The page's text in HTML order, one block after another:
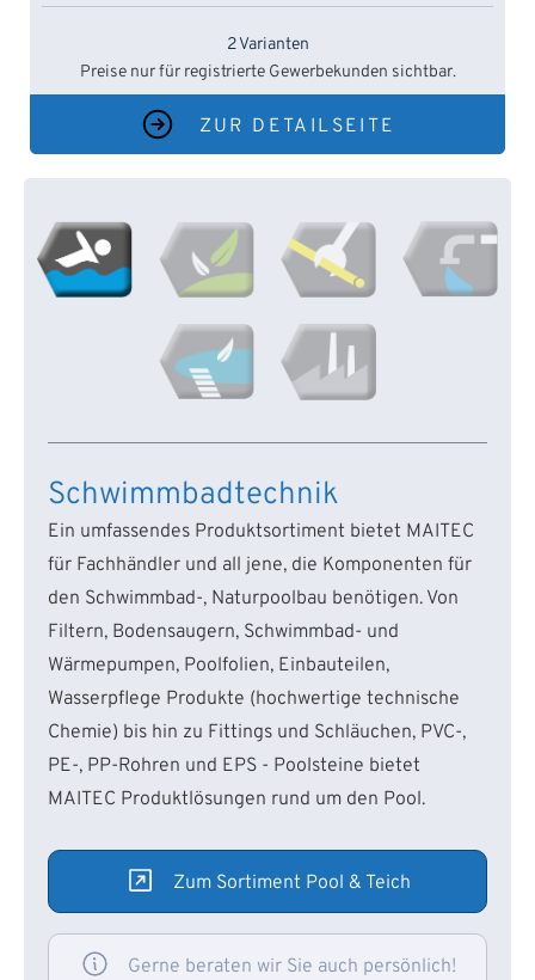
2 Varianten
Preise nur für registrierte Gewerbekunden sichtbar.
ZUR DETAILSEITE
Schwimmbadtechnik
Ein umfassendes Produktsortiment bietet MAITEC
für Fachhändler und all jene, die Komponenten für
den Schwimmbad-, Naturpoolbau benötigen. Von
Filtern, Bodensaugern, Schwimmbad- und
Wärmepumpen, Poolfolien, Einbauteilen,
Wasserpflege Produkte (hochwertige technische
Chemie) bis hin zu Fittings und Schläuchen, PVC-,
PE-, PP-Rohren und EPS - Poolsteine bietet
MAITEC Produktlösungen rund um den Pool.
Zum Sortiment Pool & Teich
Gerne beraten wir Sie auch persönlich!